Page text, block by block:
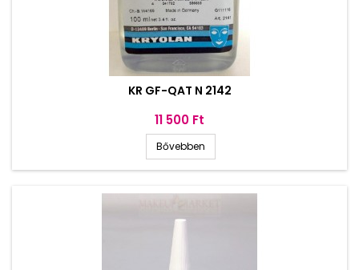
KR GF-QAT N 2142
Ár
11 500 Ft
Bővebben